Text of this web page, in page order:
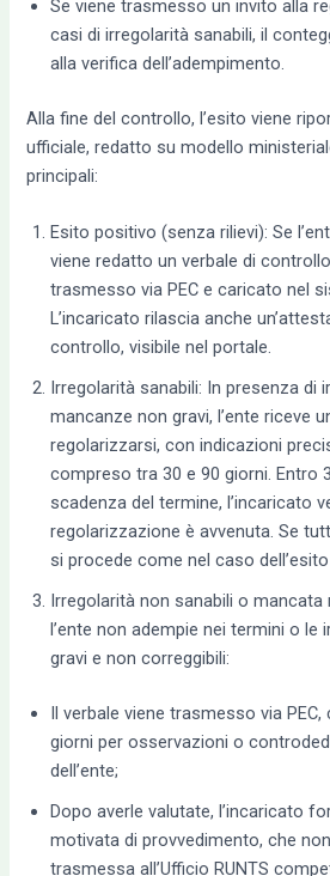
Se viene trasmesso un invito alla
casi di irregolarità sanabili, il
alla verifica dell’adempimento.
Alla fine del controllo, l’esito viene
ufficiale, redatto su modello
principali:
Esito positivo (senza rilievi): Se
viene redatto un verbale di
trasmesso via PEC e caricato nel
L’incaricato rilascia anche
controllo, visibile nel portale.
Irregolarità sanabili: In presenza di
mancanze non gravi, l’ente riceve
regolarizzarsi, con indicazioni
compreso tra 30 e 90 giorni. Entro
scadenza del termine, l’incaricato
regolarizzazione è avvenuta. Se
si procede come nel caso
Irregolarità non sanabili o mancata
l’ente non adempie nei termini o le
gravi e non correggibili:
Il verbale viene trasmesso via
giorni per osservazioni o
dell’ente;
Dopo averle valutate, l’incaricato
motivata di provvedimento, che
trasmessa all’Ufficio RUNTS